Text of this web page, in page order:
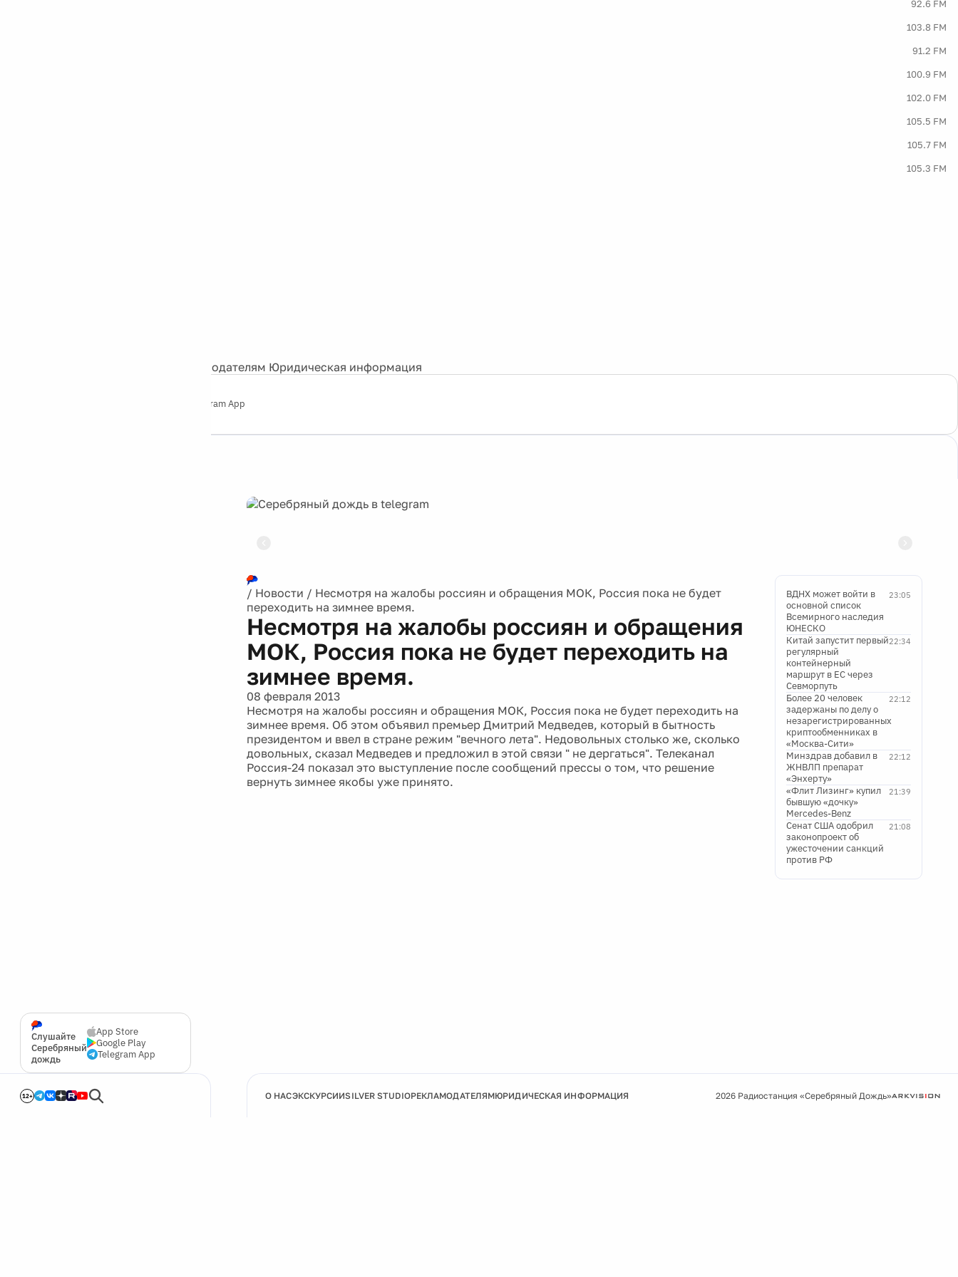
92.6 FM
103.8 FM
91.2 FM
100.9 FM
102.0 FM
105.5 FM
105.7 FM
105.3 FM
Рекламодателям Юридическая информация
Telegram App
Слушайте
Серебряный
дождь
App Store
Google Play
Telegram App
12+
/ Новости / Несмотря на жалобы россиян и обращения МОК, Россия пока не будет
переходить на зимнее время.
Несмотря на жалобы россиян и обращения
МОК, Россия пока не будет переходить на
зимнее время.
08 февраля 2013
Несмотря на жалобы россиян и обращения МОК, Россия пока не будет переходить на
зимнее время. Об этом объявил премьер Дмитрий Медведев, который в бытность
президентом и ввел в стране режим "вечного лета". Недовольных столько же, сколько
довольных, сказал Медведев и предложил в этой связи " не дергаться". Телеканал
Россия-24 показал это выступление после сообщений прессы о том, что решение
вернуть зимнее якобы уже принято.
23:05
ВДНХ может войти в
основной список
Всемирного наследия
ЮНЕСКО
22:34
Китай запустит первый
регулярный
контейнерный
маршрут в ЕС через
Севморпуть
22:12
Более 20 человек
задержаны по делу о
незарегистрированных
криптообменниках в
«Москва-Сити»
22:12
Минздрав добавил в
ЖНВЛП препарат
«Энхерту»
21:39
«Флит Лизинг» купил
бывшую «дочку»
Mercedes-Benz
21:08
Сенат США одобрил
законопроект об
ужесточении санкций
против РФ
О НАСЭКСКУРСИИSILVER STUDIOРЕКЛАМОДАТЕЛЯМЮРИДИЧЕСКАЯ ИНФОРМАЦИЯ 2026 Радиостанция «Серебряный Дождь»